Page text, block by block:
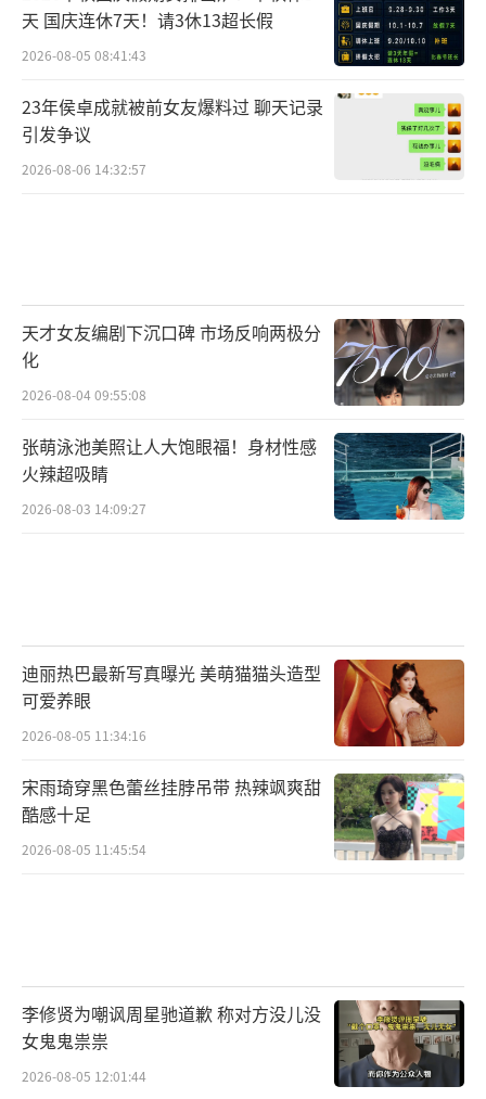
天 国庆连休7天！请3休13超长假
2026-08-05 08:41:43
23年侯卓成就被前女友爆料过 聊天记录
引发争议
2026-08-06 14:32:57
天才女友编剧下沉口碑 市场反响两极分
化
2026-08-04 09:55:08
张萌泳池美照让人大饱眼福！身材性感
火辣超吸睛
2026-08-03 14:09:27
迪丽热巴最新写真曝光 美萌猫猫头造型
可爱养眼
2026-08-05 11:34:16
宋雨琦穿黑色蕾丝挂脖吊带 热辣飒爽甜
酷感十足
2026-08-05 11:45:54
李修贤为嘲讽周星驰道歉 称对方没儿没
女鬼鬼祟祟
2026-08-05 12:01:44